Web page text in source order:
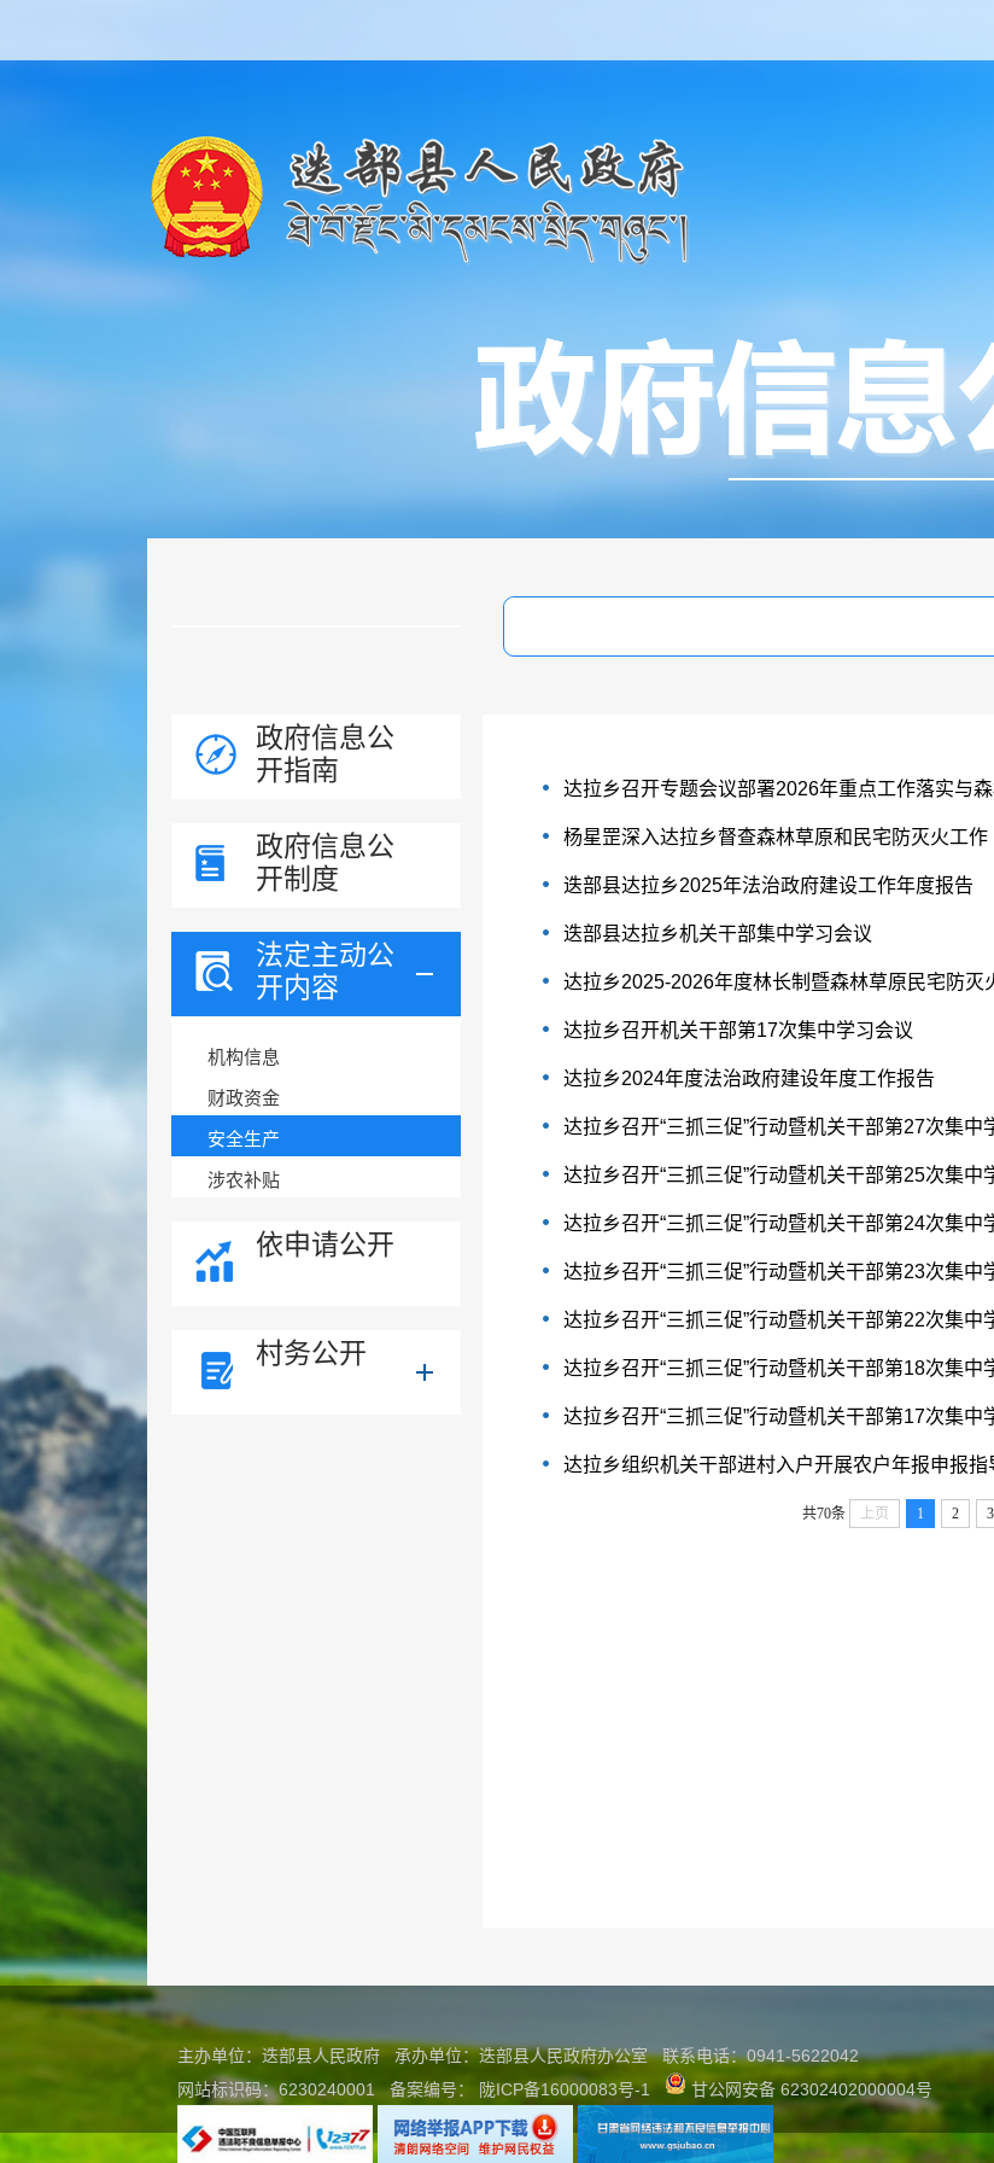
政府信息公
开指南
政府信息公
开制度
法定主动公
开内容
机构信息
财政资金
安全生产
涉农补贴
依申请公开
村务公开
达拉乡召开专题会议部署2026年重点工作落实与
杨星罡深入达拉乡督查森林草原和民宅防灭火工作
迭部县达拉乡2025年法治政府建设工作年度报告
迭部县达拉乡机关干部集中学习会议
达拉乡2025-2026年度林长制暨森林草原民宅防灭
达拉乡召开机关干部第17次集中学习会议
达拉乡2024年度法治政府建设年度工作报告
达拉乡召开“三抓三促”行动暨机关干部第27次集中
达拉乡召开“三抓三促”行动暨机关干部第25次集中
达拉乡召开“三抓三促”行动暨机关干部第24次集中
达拉乡召开“三抓三促”行动暨机关干部第23次集中
达拉乡召开“三抓三促”行动暨机关干部第22次集中
达拉乡召开“三抓三促”行动暨机关干部第18次集中
达拉乡召开“三抓三促”行动暨机关干部第17次集中
达拉乡组织机关干部进村入户开展农户年报申报指
共70条 上页 1 2 3
主办单位：迭部县人民政府 承办单位：迭部县人民政府办公室联系电话：0941-5622042
网站标识码：6230240001
备案编号： 陇ICP备16000083号-1 甘公网安备 62302402000004号